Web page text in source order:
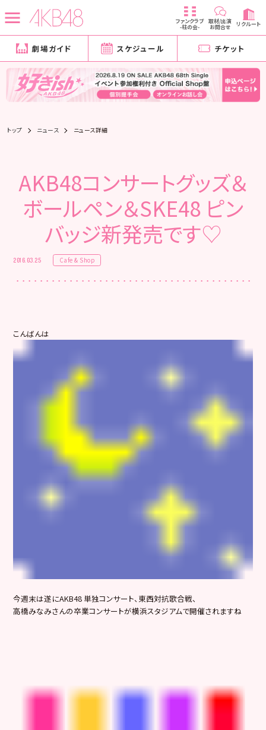
ファンクラブ
-柱の会-
取材/出演
お問合せ リクルート
劇場ガイド スケジュール チケット
トップ ニュース ニュース詳細
AKB48コンサートグッズ＆
ボールペン＆SKE48 ピン
バッジ新発売です♡
2016.03.25 Cafe & Shop
こんばんは
今週末は遂にAKB48 単独コンサート、東西対抗歌合戦、
高橋みなみさんの卒業コンサートが横浜スタジアムで開催されますね